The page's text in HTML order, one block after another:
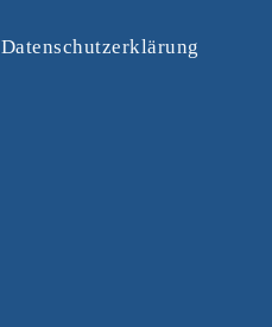
Datenschutzerklärung